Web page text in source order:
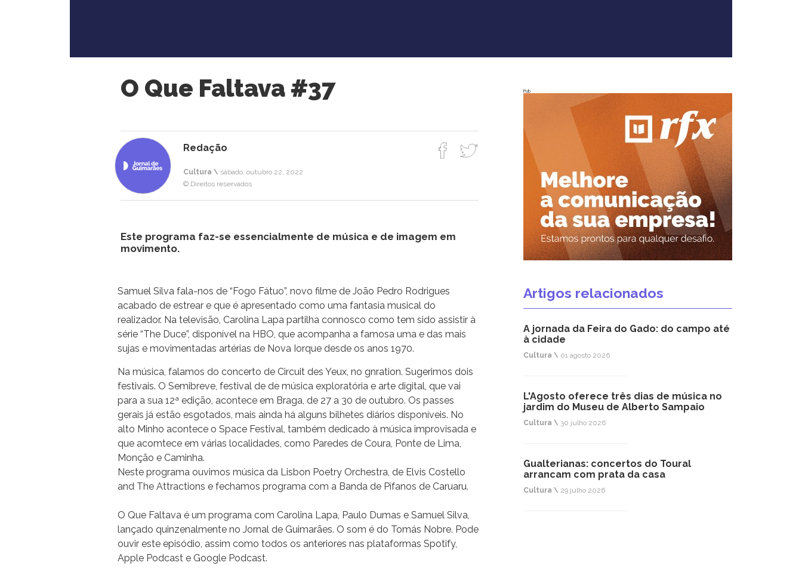
O Que Faltava #37
Redação
Cultura \ sábado, outubro 22, 2022
© Direitos reservados
Este programa faz-se essencialmente de música e de imagem em
movimento.
Samuel Silva fala-nos de “Fogo Fátuo”, novo filme de João Pedro Rodrigues
acabado de estrear e que é apresentado como uma fantasia musical do
realizador. Na televisão, Carolina Lapa partilha connosco como tem sido assistir à
série “The Duce”, disponível na HBO, que acompanha a famosa uma e das mais
sujas e movimentadas artérias de Nova Iorque desde os anos 1970.
Na música, falamos do concerto de Circuit des Yeux, no gnration. Sugerimos dois
festivais. O Semibreve, festival de de música exploratória e arte digital, que vai
para a sua 12ª edição, acontece em Braga, de 27 a 30 de outubro. Os passes
gerais já estão esgotados, mais ainda há alguns bilhetes diários disponíveis. No
alto Minho acontece o Space Festival, também dedicado à música improvisada e
que acomtece em várias localidades, como Paredes de Coura, Ponte de Lima,
Monção e Caminha.
Neste programa ouvimos música da Lisbon Poetry Orchestra, de Elvis Costello
and The Attractions e fechamos programa com a Banda de Pìfanos de Caruaru.
O Que Faltava é um programa com Carolina Lapa, Paulo Dumas e Samuel Silva,
lançado quinzenalmente no Jornal de Guimarães. O som é do Tomás Nobre. Pode
ouvir este episódio, assim como todos os anteriores nas plataformas Spotify,
Apple Podcast e Google Podcast.
Pub
Artigos relacionados
A jornada da Feira do Gado: do campo até
à cidade
Cultura \ 01 agosto 2026
L'Agosto oferece três dias de música no
jardim do Museu de Alberto Sampaio
Cultura \ 30 julho 2026
Gualterianas: concertos do Toural
arrancam com prata da casa
Cultura \ 29 julho 2026